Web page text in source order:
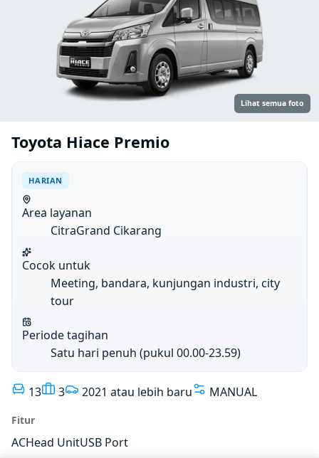
Lihat semua foto
Toyota Hiace Premio
HARIAN
Area layanan
CitraGrand Cikarang
Cocok untuk
Meeting, bandara, kunjungan industri, city
tour
Periode tagihan
Satu hari penuh (pukul 00.00-23.59)
13 3 2021 atau lebih baru MANUAL
Fitur
ACHead UnitUSB Port